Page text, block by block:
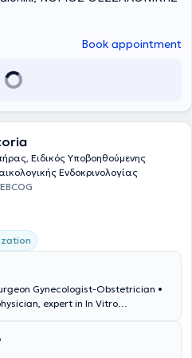
of the Medisystem
and serves as a Surgeon in
General Military Training Hospital.
Society of Breast Surgery.
Book appointment
Ειδικός Υποβοηθούμενης
Ενδοκρινολογίας
expert in In Vitro
by the European Society of
(ESHRE- EBCOG), following